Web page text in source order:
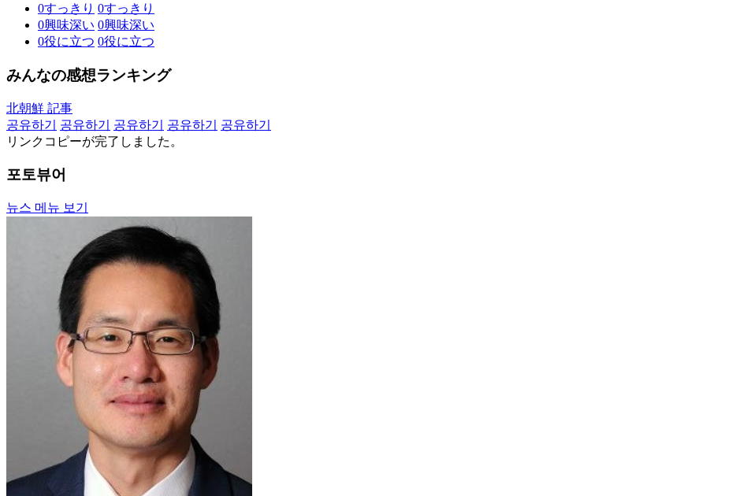
0すっきり 0すっきり
0興味深い 0興味深い
0役に立つ 0役に立つ
みんなの感想ランキング
北朝鮮 記事
공유하기
공유하기 공유하기 공유하기
공유하기
リンクコピーが完了しました。
포토뷰어
뉴스 메뉴 보기